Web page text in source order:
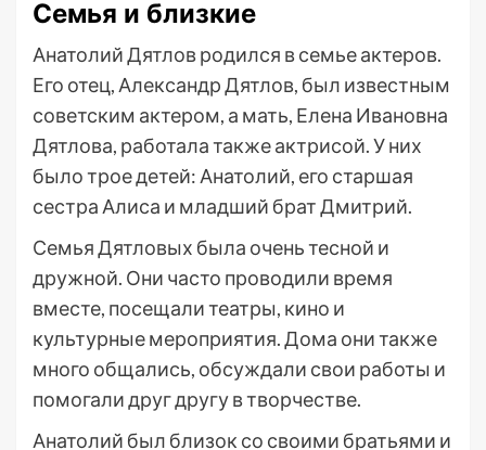
Семья и близкие
Анатолий Дятлов родился в семье актеров.
Его отец, Александр Дятлов, был известным
советским актером, а мать, Елена Ивановна
Дятлова, работала также актрисой. У них
было трое детей: Анатолий, его старшая
сестра Алиса и младший брат Дмитрий.
Семья Дятловых была очень тесной и
дружной. Они часто проводили время
вместе, посещали театры, кино и
культурные мероприятия. Дома они также
много общались, обсуждали свои работы и
помогали друг другу в творчестве.
Анатолий был близок со своими братьями и